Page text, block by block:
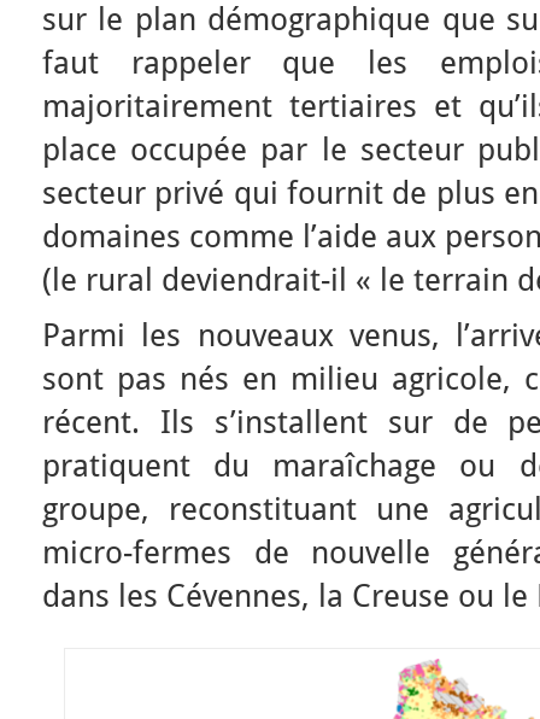
sur le plan démographique que
faut rappeler que les
majoritairement tertiaires et
place occupée par le secteur
secteur privé qui fournit de plus
domaines comme l’aide aux
(le rural deviendrait-il « le terrain
Parmi les nouveaux venus,
sont pas nés en milieu agricole,
récent. Ils s’installent sur de
pratiquent du maraîchage ou
groupe, reconstituant une
micro-fermes de nouvelle
dans les Cévennes, la Creuse ou le